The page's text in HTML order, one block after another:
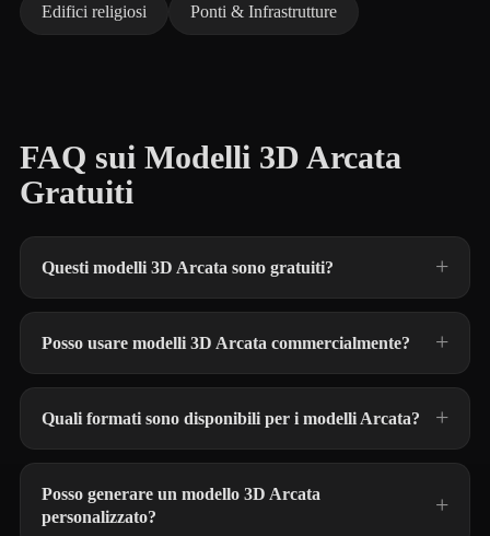
Edifici religiosi Ponti & Infrastrutture
FAQ sui Modelli 3D Arcata
Gratuiti
Questi modelli 3D Arcata sono gratuiti?
Posso usare modelli 3D Arcata commercialmente?
Quali formati sono disponibili per i modelli Arcata?
Posso generare un modello 3D Arcata
personalizzato?